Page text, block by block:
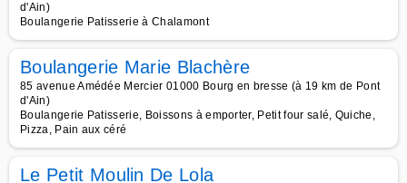
d'Ain)
Boulangerie Patisserie à Chalamont
Boulangerie Marie Blachère
85 avenue Amédée Mercier 01000 Bourg en bresse (à 19 km de Pont
d'Ain)
Boulangerie Patisserie, Boissons à emporter, Petit four salé, Quiche,
Pizza, Pain aux céré
Le Petit Moulin De Lola